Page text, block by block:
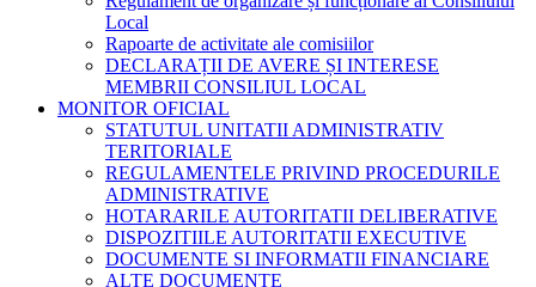
Local
Rapoarte de activitate ale comisiilor
DECLARAȚII DE AVERE ȘI INTERESE
MEMBRII CONSILIUL LOCAL
MONITOR OFICIAL
STATUTUL UNITATII ADMINISTRATIV
TERITORIALE
REGULAMENTELE PRIVIND PROCEDURILE
ADMINISTRATIVE
HOTARARILE AUTORITATII DELIBERATIVE
DISPOZITIILE AUTORITATII EXECUTIVE
DOCUMENTE SI INFORMATII FINANCIARE
ALTE DOCUMENTE